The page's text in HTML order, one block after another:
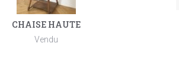
CHAISE HAUTE
Vendu